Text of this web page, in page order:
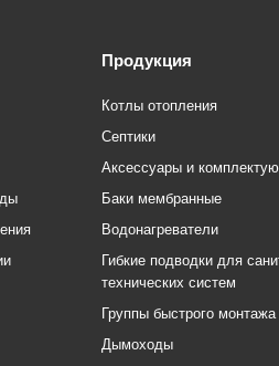
Продукция
Котлы отопления
Септики
Аксессуары и
Баки мембранные
Водонагреватели
Гибкие подводки для
технических систем
Группы быстрого монтажа
Дымоходы